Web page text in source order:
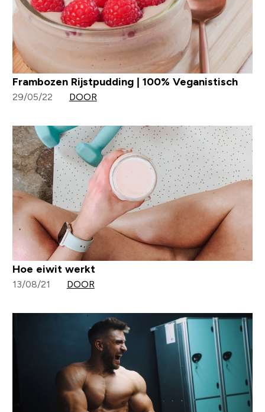
Frambozen Rijstpudding | 100% Veganistisch
29/05/22 DOOR
Hoe eiwit werkt
13/08/21 DOOR